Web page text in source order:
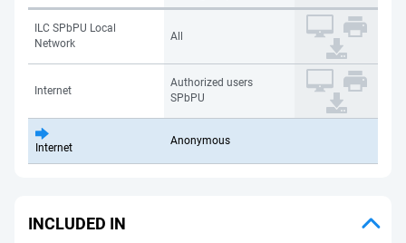
ILC SPbPU Local
Network
All
Internet
Authorized users
SPbPU
Internet
Anonymous
INCLUDED IN